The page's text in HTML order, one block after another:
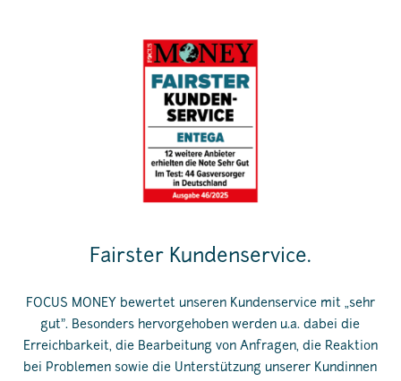
Fairster Kundenservice.
FOCUS MONEY bewertet unseren Kundenservice mit „sehr
gut”. Besonders hervorgehoben werden u.a. dabei die
Erreichbarkeit, die Bearbeitung von Anfragen, die Reaktion
bei Problemen sowie die Unterstützung unserer Kundinnen